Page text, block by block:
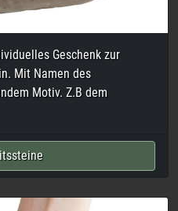
Talisman, Glücksstein,
dem Beschenkten viel
Wir bieten zusätzlich
Versendet werden unsere